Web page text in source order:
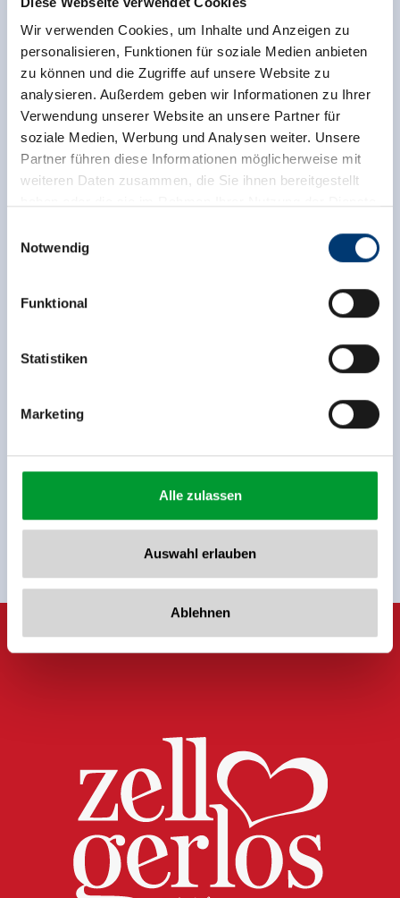
Wir verwenden Cookies, um Inhalte und Anzeigen zu
personalisieren, Funktionen für soziale Medien anbieten
zu können und die Zugriffe auf unsere Website zu
analysieren. Außerdem geben wir Informationen zu Ihrer
Verwendung unserer Website an unsere Partner für
soziale Medien, Werbung und Analysen weiter. Unsere
Partner führen diese Informationen möglicherweise mit
weiteren Daten zusammen, die Sie ihnen bereitgestellt
Rohr 23// A-6280 Zell am Ziller
www.zillertalarena.com
Notwendig
Funktional
Statistiken
Marketing
Alle zulassen
Auswahl erlauben
Ablehnen
INFORMATION AND BOOKINGS:
Zell am Ziller: Aktivzentrum Zillertal, Tel.
+43/(0)664/3139800,
info@aktivzentrum-zillertal.at,
www.aktivzentrum-zillertal.at
Gerlos: Berg aktiv, Tel. +43/(0)5284/5630,
Unterwurzacher,
www.unterwurzacher.eu